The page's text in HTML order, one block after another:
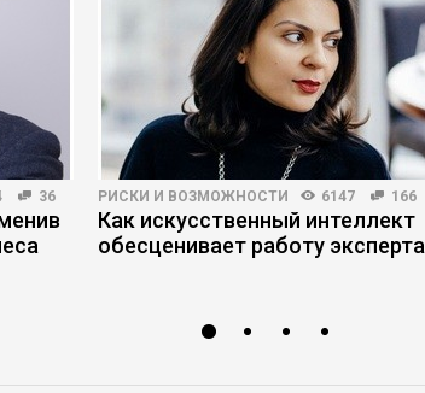
36 РИСКИ И ВОЗМОЖНОСТИ 6147 166
Как искусственный интеллект
обесценивает работу эксперта